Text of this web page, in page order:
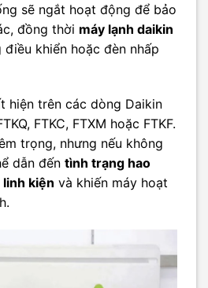
sẽ ngắt hoạt động để bảo
đồng thời máy lạnh daikin
điều khiển hoặc đèn nhấp
hiện trên các dòng Daikin
FTKC, FTXM hoặc FTKF.
trọng, nhưng nếu không
dẫn đến tình trạng hao
kiện và khiến máy hoạt